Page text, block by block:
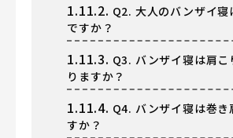
1.11.2. Q2. 大人のバンザイ寝
ですか？
1.11.3. Q3. バンザイ寝は肩こ
りますか？
1.11.4. Q4. バンザイ寝は巻き
すか？